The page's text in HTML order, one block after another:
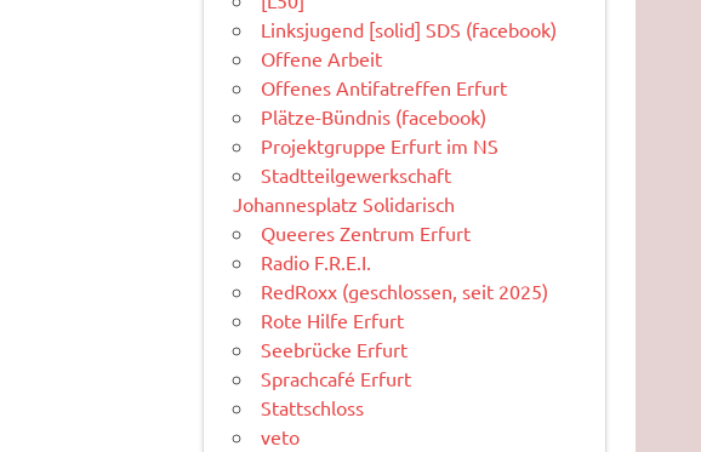
Linksjugend [solid] SDS (facebook)
Offene Arbeit
Offenes Antifatreffen Erfurt
Plätze-Bündnis (facebook)
Projektgruppe Erfurt im NS
Stadtteilgewerkschaft
Johannesplatz Solidarisch
Queeres Zentrum Erfurt
Radio F.R.E.I.
RedRoxx (geschlossen, seit 2025)
Rote Hilfe Erfurt
Seebrücke Erfurt
Sprachcafé Erfurt
Stattschloss
veto